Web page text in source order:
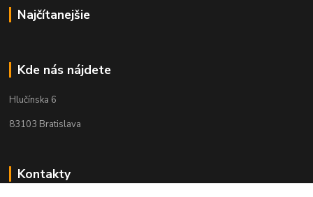
Najčítanejšie
Kde nás nájdete
Hlučínska 6
83103 Bratislava
Kontakty